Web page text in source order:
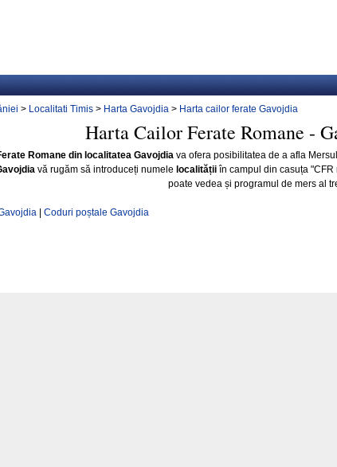
> Localitati Timis > Harta Gavojdia > Harta cailor ferate Gavojdia
Harta Cailor Ferate Romane -
Romane din localitatea Gavojdia va ofera posibilitatea de a afla
vă rugăm să introduceți numele localitățiiîn campul din casuța "CFR
poate vedea și programul de mers al
Coduri poștale Gavojdia